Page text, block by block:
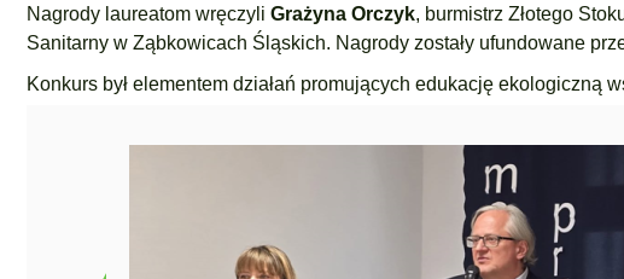
Nagrody laureatom wręczyli Grażyna Orczyk, burmistrz Złotego
Sanitarny w Ząbkowicach Śląskich. Nagrody zostały ufundowane
Konkurs był elementem działań promujących edukację ekologiczną